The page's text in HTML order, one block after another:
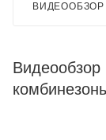
ВИДЕООБЗОР